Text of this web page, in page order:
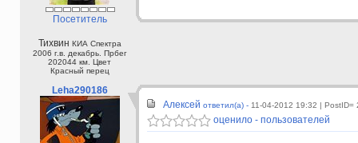
Посетитель
Тихвин КИА Спектра
2006 г.в. декабрь. Прбег
202044 км. Цвет
Красный перец
Leha290186
Алексей ответил(а) - 11-04-2012 19:32 | PostID=
оценило - пользователей